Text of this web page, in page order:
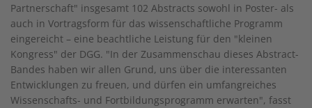
Partnerschaft" insgesamt 102 Abstracts sowohl in Poster- als
auch in Vortragsform für das wissenschaftliche Programm
eingereicht – eine beachtliche Leistung für den "kleinen
Kongress" der DGG. "In der Zusammenschau dieses Abstract-
Bandes haben wir allen Grund, uns über die interessanten
Entwicklungen zu freuen, und dürfen ein umfangreiches
Wissenschafts- und Fortbildungsprogramm erwarten", fasst